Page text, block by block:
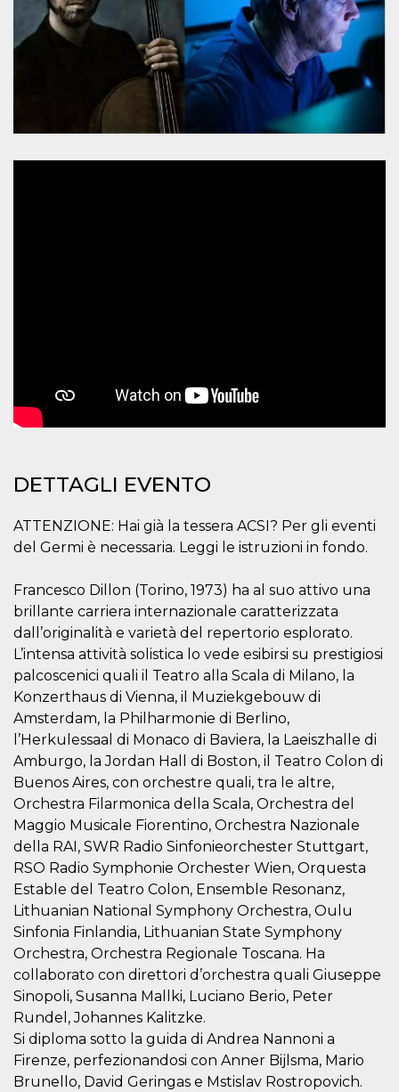
DETTAGLI EVENTO
ATTENZIONE: Hai già la tessera ACSI? Per gli eventi
del Germi è necessaria. Leggi le istruzioni in fondo.
Francesco Dillon (Torino, 1973) ha al suo attivo una
brillante carriera internazionale caratterizzata
dall’originalità e varietà del repertorio esplorato.
L’intensa attività solistica lo vede esibirsi su prestigiosi
palcoscenici quali il Teatro alla Scala di Milano, la
Konzerthaus di Vienna, il Muziekgebouw di
Amsterdam, la Philharmonie di Berlino,
l’Herkulessaal di Monaco di Baviera, la Laeiszhalle di
Amburgo, la Jordan Hall di Boston, il Teatro Colon di
Buenos Aires, con orchestre quali, tra le altre,
Orchestra Filarmonica della Scala, Orchestra del
Maggio Musicale Fiorentino, Orchestra Nazionale
della RAI, SWR Radio Sinfonieorchester Stuttgart,
RSO Radio Symphonie Orchester Wien, Orquesta
Estable del Teatro Colon, Ensemble Resonanz,
Lithuanian National Symphony Orchestra, Oulu
Sinfonia Finlandia, Lithuanian State Symphony
Orchestra, Orchestra Regionale Toscana. Ha
collaborato con direttori d’orchestra quali Giuseppe
Sinopoli, Susanna Mallki, Luciano Berio, Peter
Rundel, Johannes Kalitzke.
Si diploma sotto la guida di Andrea Nannoni a
Firenze, perfezionandosi con Anner Bijlsma, Mario
Brunello, David Geringas e Mstislav Rostropovich.
Nome
Provider /
Dominio
Scadenza Descrizione
Cloudflare,
.oooh.events
1 anno
Clearance
Cookie from
CloudFlare
stores the proof
of challenge
passed. It is
used to no
captcha or
modo casuale, il
modo in cui
viene utilizzato
sito, ma un
buon esempio è
mantenere uno
per un utente
tra le pagine.
m
Stripe
1 anno 1
mese
Questo cookie
viene
generalmente
l'ottimizzazione
dei servizi di
elaborazione
facilitando la
memorizzazione
dei contenuti
sul browser per
rendere le
pagine più
CookieScriptConsent
CookieScript
oooh.events
4
settimane
2 giorni
Questo cookie
viene utilizzato
dal servizio
Cookie-
Script.com per
ricordare le
preferenze di
consenso sui
cookie dei
visitatori. È
cookie di
Cookie-
Script.com
funzioni
correttamente.